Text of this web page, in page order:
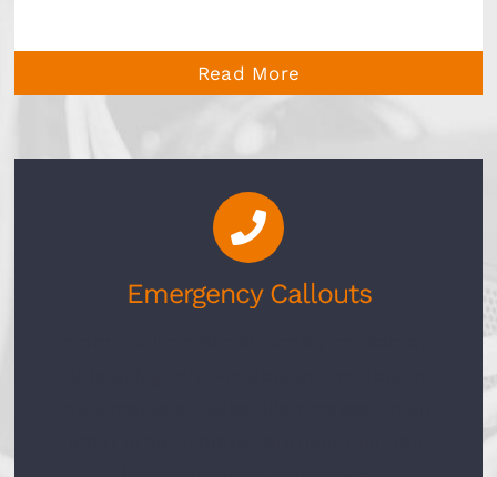
Read More
Emergency Callouts